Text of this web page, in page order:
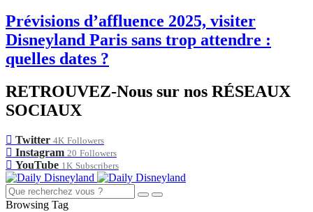
Prévisions d’affluence 2025, visiter
Disneyland Paris sans trop attendre :
quelles dates ?
RETROUVEZ-Nous sur nos RÉSEAUX
SOCIAUX
Twitter 4K Followers
Instagram 20 Followers
YouTube 1K Subscribers
Browsing Tag